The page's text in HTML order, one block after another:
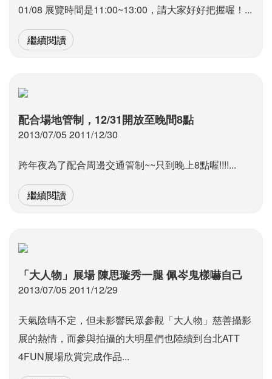
01/08 展覽時間是11:00~13:00，請大家好好把握喔！...
繼續閱讀
配合場地管制，12/31開放至晚間8點
2013/07/05 2011/12/30
跨年夜為了配合周邊交通管制~~只到晚上8點喔!!!!...
繼續閱讀
「大人物」展場 陳思璇秀一腿 佩岑鬼樣嚇自己
2013/07/05 2011/12/29
天氣陰晴不定，但未影響民眾參觀「大人物」慈善攝影
展的熱情，而參與拍攝的大明星們也陸續到台北ATT
4FUN展場欣賞完成作品...